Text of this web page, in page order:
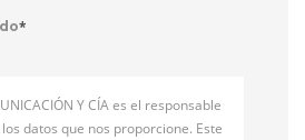
*
Y CÍA es el responsable
datos que nos proporcione. Este